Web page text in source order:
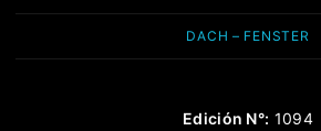
DACH – FENSTER
Edición N°: 1094